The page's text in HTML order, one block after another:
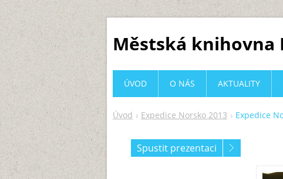
Městská knihovna
Úvod Expedice Norsko 2013 Expedice
Spustit prezentaci
ÚVOD O NÁS AKTUALITY